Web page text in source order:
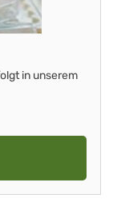
in unserem